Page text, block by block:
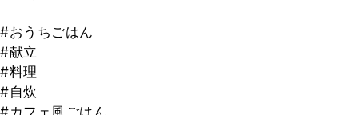
#おうちごはん
#献立
#料理
#自炊